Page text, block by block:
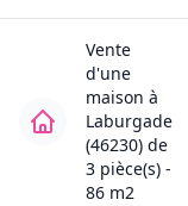
Vente
d'une
maison à
Laburgade
(46230) de
3 pièce(s) -
86 m2